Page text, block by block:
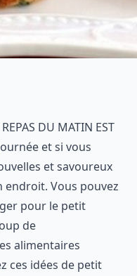
du matin est
et si vous
et savoureux
endroit. Vous pouvez
pour le petit
de
alimentaires
ces idées de petit